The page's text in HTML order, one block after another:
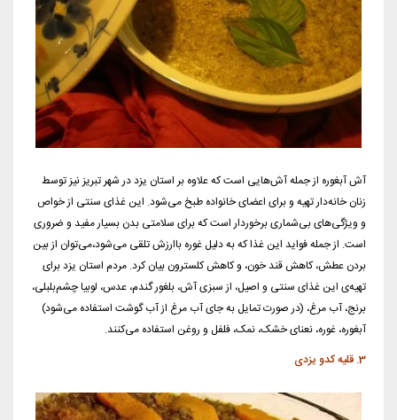
آش آبغوره از جمله آش‌هایی است که علاوه بر استان یزد در شهر تبریز نیز توسط
زنان خانه‌دار تهیه و برای اعضای خانواده طبخ می‌شود. این غذای سنتی از خواص
و ویژگی‌های بی‌شماری برخوردار است که برای سلامتی بدن بسیار مفید و ضروری
است. از جمله فواید این غذا که به دلیل غوره باارزش تلقی می‌شود،می‌توان از بین
بردن عطش، کاهش قند خون، و کاهش کلسترون بیان کرد. مردم استان یزد برای
تهیه‌ی این غذای سنتی و اصیل، از سبزی آش، بلغور گندم، عدس، لوبیا چشم‌بلبلی،
برنج، آب مرغ، (در صورت تمایل به جای آب مرغ از آب گوشت استفاده می‌شود)
آبغوره، غوره، نعنای خشک، نمک، فلفل و روغن استفاده می‌کنند.
3. قلیه کدو یزدی